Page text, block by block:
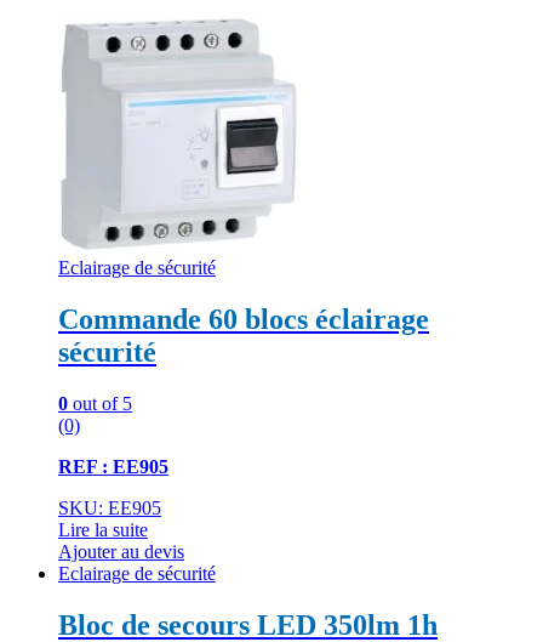
Eclairage de sécurité
Commande 60 blocs éclairage
sécurité
0 out of 5
(0)
REF : EE905
SKU: EE905
Lire la suite
Ajouter au devis
Eclairage de sécurité
Bloc de secours LED 350lm 1h